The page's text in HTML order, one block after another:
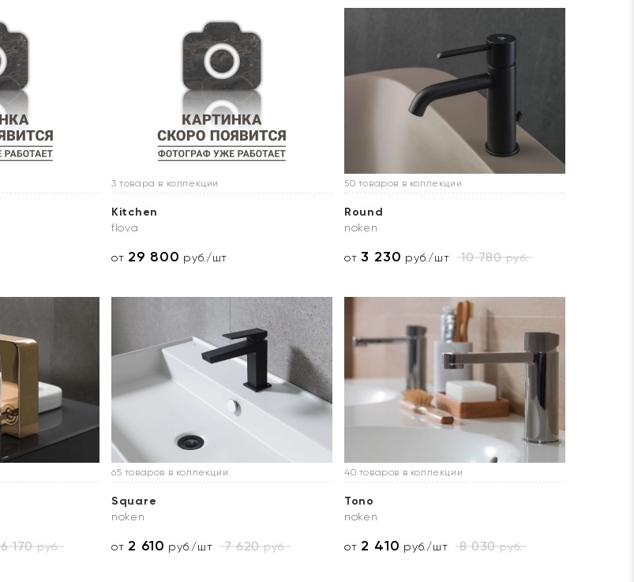
3 товара в коллекции
Kitchen
flova
от 29 800 руб./шт
50 товаров в коллекции
Round
noken
от3 230 руб./шт 10 780руб.
6 170руб.
65 товаров в коллекции
Square
noken
от 2 610 руб./шт 7 620руб.
40 товаров в коллекции
Tono
noken
от 2 410 руб./шт 8 030руб.